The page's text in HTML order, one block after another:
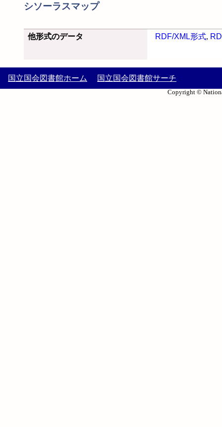
シソーラスマップ
他形式のデータ RDF/XML形式,
国立国会図書館ホーム 国立国会図書館サーチ
Copyright ©